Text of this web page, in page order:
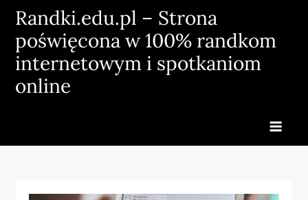
Skip
content
Randki.edu.pl – Strona
poświęcona w 100% randkom
internetowym i spotkaniom
online